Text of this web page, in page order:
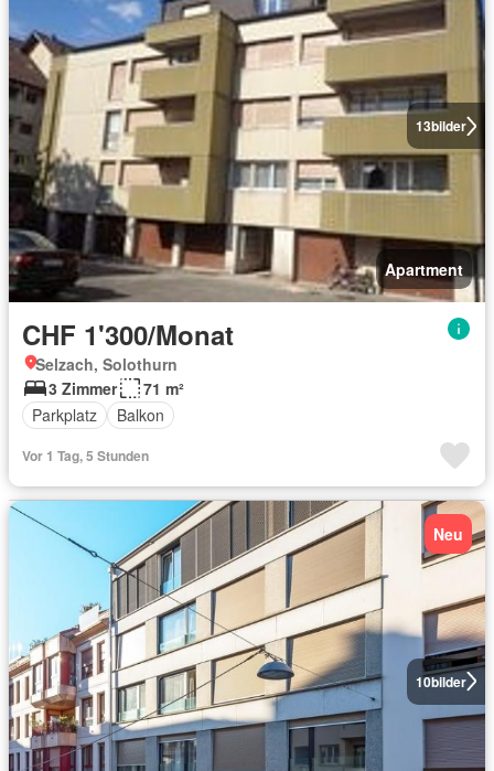
13bilder
Apartment
CHF 1'300/Monat
Selzach, Solothurn
3 Zimmer
71 m²
Parkplatz
Balkon
Vor 1 Tag, 5 Stunden
10bilder
Neu